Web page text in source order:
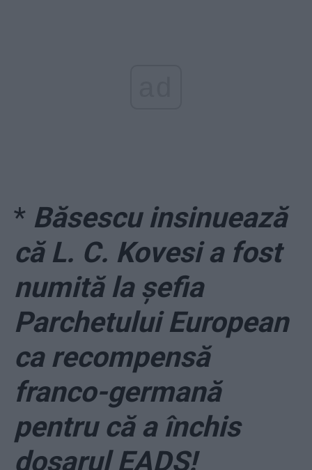
* Băsescu insinuează
că L. C. Kovesi a fost
numită la șefia
Parchetului European
ca recompensă
franco-germană
pentru că a închis
dosarul EADS!